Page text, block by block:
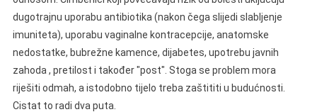
dugotrajnu uporabu antibiotika (nakon čega slijedi slabljenje
imuniteta), uporabu vaginalne kontracepcije, anatomske
nedostatke, bubrežne kamence, dijabetes, upotrebu javnih
zahoda , pretilost i također "post". Stoga se problem mora
riješiti odmah, a istodobno tijelo treba zaštititi u budućnosti.
Cistat to radi dva puta.